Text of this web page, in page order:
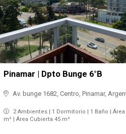
Pinamar | Dpto Bunge 6°B
Av. bunge 1682, Centro, Pinamar,
2 Ambientes | 1 Dormitorio | 1 Baño | Área
m² | Área Cubierta 45 m²